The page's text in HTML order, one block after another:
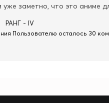
заметно, что это аниме
РАНГ - IV
Пользователю осталось 30